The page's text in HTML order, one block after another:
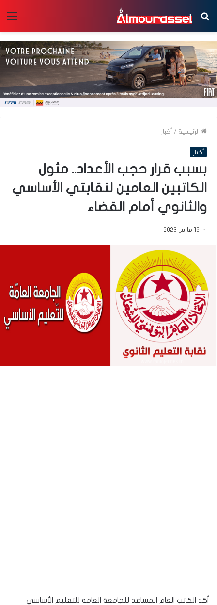
بحث
عن
الرئيسية / أخبار
أخبار
بسبب قرار حجب الأعداد.. مثول
الكاتبين العامين لنقابتي الأساسي
والثانوي أمام القضاء
19 مارس 2023
أكد الكاتب العام المساعد للجامعة العامة للتعليم الأساسي